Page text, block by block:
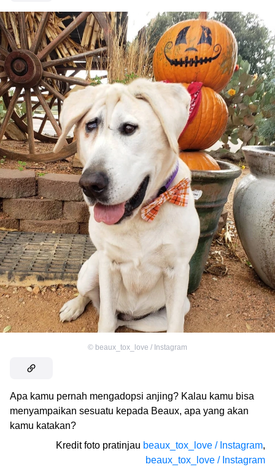
© beaux_tox_love / Instagram
Apa kamu pernah mengadopsi anjing? Kalau kamu bisa
menyampaikan sesuatu kepada Beaux, apa yang akan
kamu katakan?
Kredit foto pratinjau beaux_tox_love / Instagram,
beaux_tox_love / Instagram